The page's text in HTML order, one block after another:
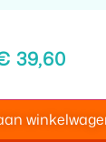
39,60